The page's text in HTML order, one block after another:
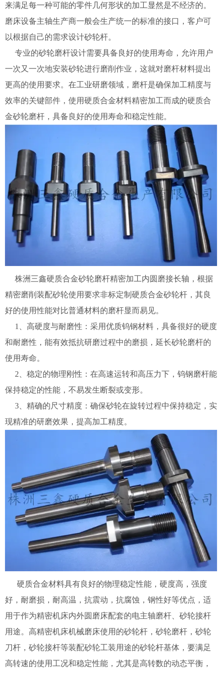
来满足每一种可能的零件几何形状的加工显然是不经济的。
磨床设备主轴生产商一般会生产统一的标准的接口，客户可
以根据自己的需求设计砂轮杆。
专业的砂轮磨杆设计需要具备良好的使用寿命，允许用户
一次又一次地安装砂轮进行磨削作业，这就对磨杆材料提出
更高的使用要求。在工业研磨领域，磨杆是确保加工精度与
效率的关键部件，使用硬质合金材料精密加工而成的硬质合
金砂轮磨杆，具备良好的使用寿命和稳定性能。
株洲三鑫硬质合金砂轮磨杆精密加工内圆磨接长轴，根据
精密磨削装配砂轮使用要求非标定制硬质合金砂轮杆，其良
好的使用性能对比普通材料的磨杆显而易见。
1、高硬度与耐磨性：采用优质钨钢材料，具备很好的硬度
和耐磨性，能有效抵抗研磨过程中的磨损，延长砂轮磨杆的
使用寿命。
2、稳定的物理刚性：在高速运转和高压力下，钨钢磨杆能
保持稳定的性能，不易发生断裂或变形。
3、精确的尺寸精度：确保砂轮在旋转过程中保持稳定，实
现精准的研磨效果，提高加工精度。
硬质合金材料具有良好的物理稳定性能，硬度高，强度
好，耐磨损，耐高温，抗震动，抗腐蚀，钢性好等优点，适
用于作为精密机床内外圆磨床配套的电主轴磨杆、砂轮接杆
用途。高精密机床机械磨床使用的砂轮杆，砂轮磨杆，砂轮
刀杆，砂轮接杆等装配砂轮工装用途的砂轮杆基体，要满足
高转速的使用工况和稳定性能，尤其是高转数的动态平衡，